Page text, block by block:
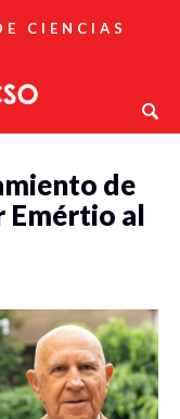
CIENCIAS
de
Emértio al